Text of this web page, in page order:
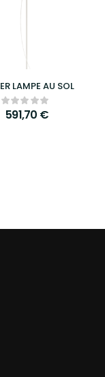
LAMPE AU SOL
591,70 €